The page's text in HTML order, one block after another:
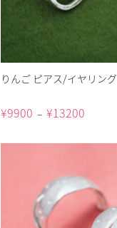
りんご ピアス/イヤリング
¥9900 – ¥13200